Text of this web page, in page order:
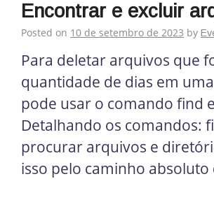
Encontrar e excluir
Posted on 10 de setembro de 2023 by
Para deletar arquivos que
quantidade de dias em
pode usar o comando find
Detalhando os comandos:
procurar arquivos e
isso pelo caminho